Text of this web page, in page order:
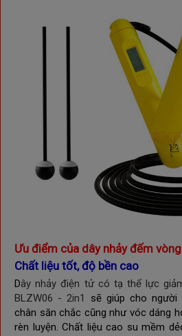
Ưu điểm của dây nhảy đếm
Chất liệu tốt, độ bền cao
Dây nhảy điện tử có tạ thể lực
BLZW06 - 2in1
sẽ giúp cho
chân săn chắc cũng như vóc dáng
rèn luyện. Chất liệu cao su mềm